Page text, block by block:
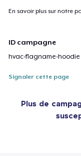
En savoir plus sur notre
ID campagne
hvac-flagname-hoodie
Signaler cette page
Plus de